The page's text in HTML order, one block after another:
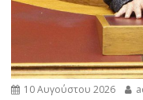
10 Αυγούστου 2026